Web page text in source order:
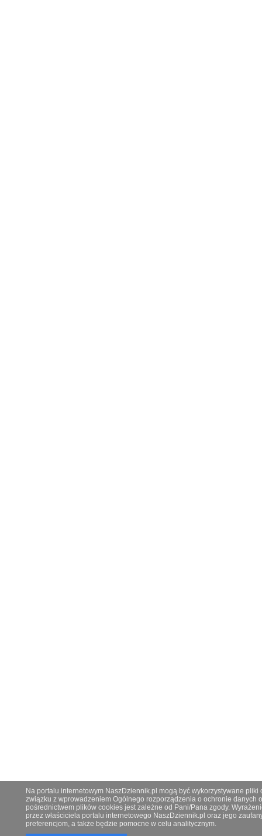
Na portalu internetowym NaszDziennik.pl mogą być wykorzystywane
związku z wprowadzeniem Ogólnego rozporządzenia o ochronie danych
pośrednictwem plików cookies jest zależne od Pani/Pana zgody.
przez właściciela portalu internetowego NaszDziennik.pl oraz jego
preferencjom, a także będzie pomocne w celu analitycznym.